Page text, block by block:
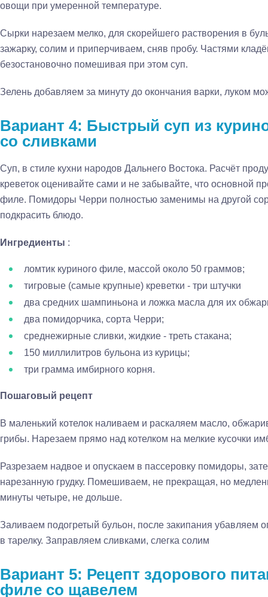
овощи при умеренной температуре.
Сырки нарезаем мелко, для скорейшего растворения в
зажарку, солим и приперчиваем, сняв пробу. Частями
безостановочно помешивая при этом суп.
Зелень добавляем за минуту до окончания варки, луком
Вариант 4: Быстрый суп из
со сливками
Суп, в стиле кухни народов Дальнего Востока. Расчёт
креветок оценивайте сами и не забывайте, что основной
филе. Помидоры Черри полностью заменимы на другой
подкрасить блюдо.
Ингредиенты :
ломтик куриного филе, массой около 50 граммов;
тигровые (самые крупные) креветки - три штучки
два средних шампиньона и ложка масла для их
два помидорчика, сорта Черри;
среднежирные сливки, жидкие - треть стакана;
150 миллилитров бульона из курицы;
три грамма имбирного корня.
Пошаговый рецепт
В маленький котелок наливаем и раскаляем масло,
грибы. Нарезаем прямо над котелком на мелкие кусочки
Разрезаем надвое и опускаем в пассеровку помидоры,
нарезанную грудку. Помешиваем, не прекращая, но
минуты четыре, не дольше.
Заливаем подогретый бульон, после закипания убавляем
в тарелку. Заправляем сливками, слегка солим
Вариант 5: Рецепт здорового
филе со щавелем